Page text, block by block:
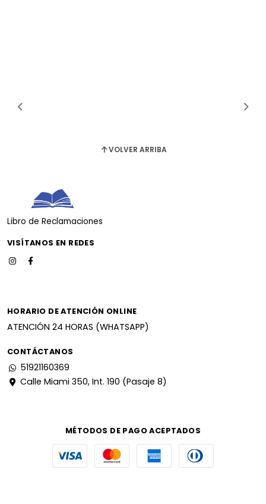
VOLVER ARRIBA
Libro de Reclamaciones
VISÍTANOS EN REDES
HORARIO DE ATENCIÓN ONLINE
ATENCIÓN 24 HORAS (WHATSAPP)
CONTÁCTANOS
51921160369
Calle Miami 350, Int. 190 (Pasaje 8)
MÉTODOS DE PAGO ACEPTADOS